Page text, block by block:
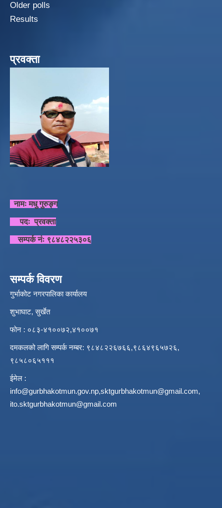
Older polls
Results
प्रवक्ता
नामः मधु गुरुङ्ग
पदः प्रवक्ता
सम्पर्क नंः ९८४८२२५३०६
सम्पर्क विवरण
गुर्भाकोट नगरपालिका कार्यालय
शुभाघाट, सुर्खेत
फोन : ०८३-४१००७२,४१००७१
दमकलको लागि सम्पर्क नम्बर: ९८४८२२६७६६,९८६४९६५७२६,
९८५८०६५१११
ईमेल :
info@gurbhakotmun.gov.np,sktgurbhakotmun@gmail.com,
ito.sktgurbhakotmun@gmail.com